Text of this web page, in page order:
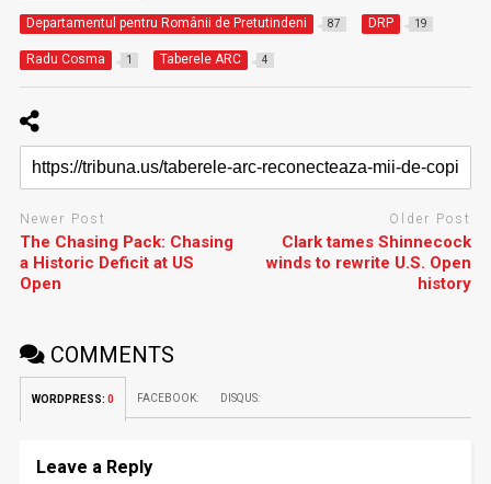
Departamentul pentru Românii de Pretutindeni 87 DRP 19
Radu Cosma 1 Taberele ARC 4
Newer Post
The Chasing Pack: Chasing
a Historic Deficit at US
Open
Older Post
Clark tames Shinnecock
winds to rewrite U.S. Open
history
COMMENTS
WORDPRESS: 0 FACEBOOK: DISQUS:
Leave a Reply